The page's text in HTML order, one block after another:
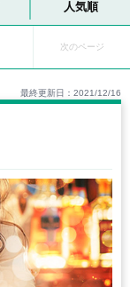
人気順
次のページ
最終更新日：2021/12/16